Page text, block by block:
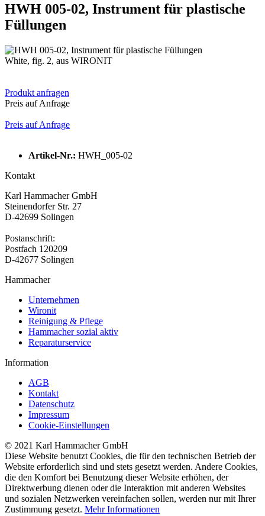
HWH 005-02, Instrument für plastische
Füllungen
White, fig. 2, aus WIRONIT
Produkt anfragen
Preis auf Anfrage
Preis auf Anfrage
Artikel-Nr.: HWH_005-02
Kontakt
Karl Hammacher GmbH
Steinendorfer Str. 27
D-42699 Solingen
Postanschrift:
Postfach 120209
D-42677 Solingen
Hammacher
Unternehmen
Wironit
Reinigung & Pflege
Hammacher sozial aktiv
Reparaturservice
Information
AGB
Kontakt
Datenschutz
Impressum
Cookie-Einstellungen
© 2021 Karl Hammacher GmbH
Diese Website benutzt Cookies, die für den technischen Betrieb der
Website erforderlich sind und stets gesetzt werden. Andere Cookies,
die den Komfort bei Benutzung dieser Website erhöhen, der
Direktwerbung dienen oder die Interaktion mit anderen Websites
und sozialen Netzwerken vereinfachen sollen, werden nur mit Ihrer
Zustimmung gesetzt. Mehr Informationen